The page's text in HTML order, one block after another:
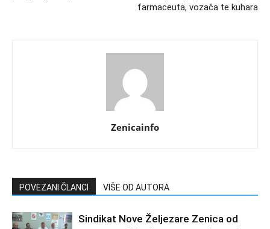
farmaceuta, vozača te kuhara
Zenicainfo
POVEZANI ČLANCI VIŠE OD AUTORA
Sindikat Nove Željezare Zenica od